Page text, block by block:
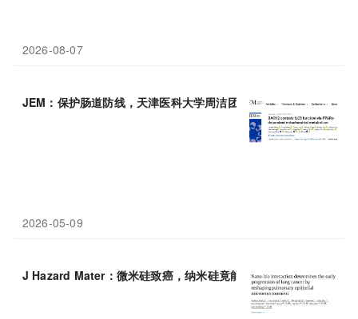
2026-08-07
JEM：保护肠道防线，天津医科大学周洁团队报道维持3型固有淋
2026-05-09
J Hazard Mater：微米硅致癌，纳米硅竟能抑肺癌，铁死亡+miR-